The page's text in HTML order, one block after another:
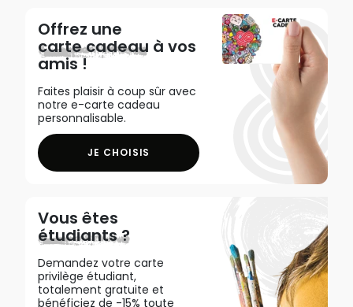
Offrez une
carte cadeau à vos
amis !
Faites plaisir à coup sûr avec
notre e-carte cadeau
personnalisable.
JE CHOISIS
Vous êtes
étudiants ?
Demandez votre carte
privilège étudiant,
totalement gratuite et
bénéficiez de -15% toute